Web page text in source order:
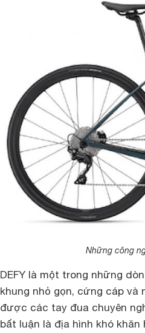
Những công
DEFY là một trong những
khung nhỏ gọn, cứng cáp
được các tay đua chuyên
bất luận là địa hình khó